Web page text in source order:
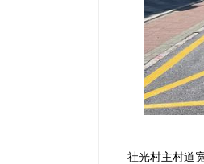
社光村主村道